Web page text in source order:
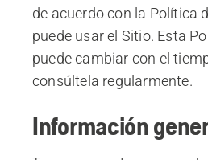
de acuerdo con la Política
puede usar el Sitio. Esta
puede cambiar con el
consúltela regularmente.
Información